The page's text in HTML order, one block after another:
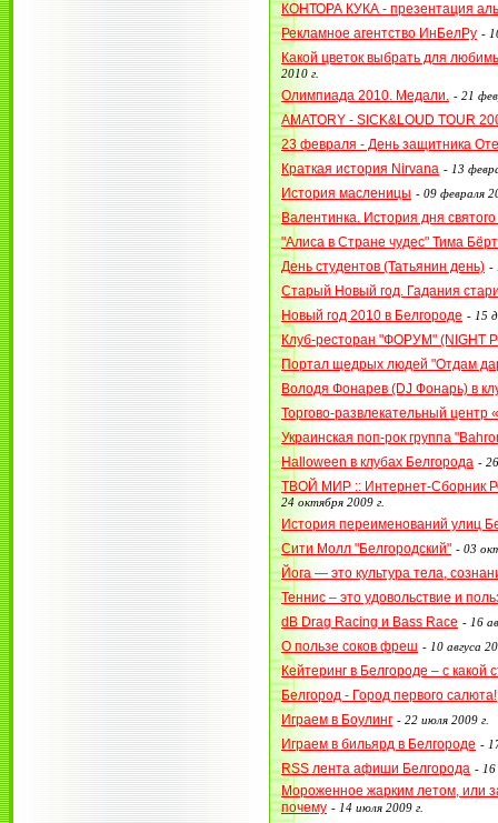
КОНТОРА КУКА - презентация
Рекламное агентство ИнБелРу -
Какой цветок выбрать для
2010 г.
Олимпиада 2010. Медали. - 21
AMATORY - SICK&LOUD TOUR
23 февраля - День защитника
Краткая история Nirvana - 13
История масленицы - 09 февраля
Валентинка. История дня
"Алиса в Стране чудес" Тима
День студентов (Татьянин день) -
Старый Новый год. Гадания
Новый год 2010 в Белгороде - 15
Клуб-ресторан "ФОРУМ" (NIGHT
Портал щедрых людей "Отдам
Володя Фонарев (DJ Фонарь) в
Торгово-развлекательный центр
Украинская поп-рок группа
Halloween в клубах Белгорода -
ТВОЙ МИР :: Интернет-Сборник
24 октября 2009 г.
История переименований улиц
Сити Молл "Белгородский" - 03
Йога — это культура тела,
Теннис – это удовольствие и
dB Drag Racing и Bass Race - 16
О пользе соков фреш - 10 авгуса
Кейтеринг в Белгороде – с какой
Белгород - Город первого салюта!
Играем в Боулинг - 22 июля 2009 г.
Играем в бильярд в Белгороде -
RSS лента афиши Белгорода -
Мороженное жарким летом, или
почему - 14 июля 2009 г.